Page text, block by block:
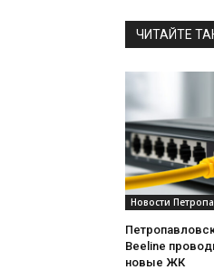
ЧИТАЙТЕ
Новости
Beeline
новые ЖК